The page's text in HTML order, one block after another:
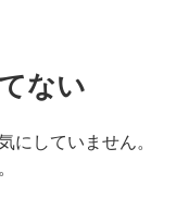
ない
にしていません。